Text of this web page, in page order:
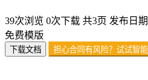
39次浏览 0次下载 共3页 发布日
免费模版
下载文档 担心合同有风险？试试智